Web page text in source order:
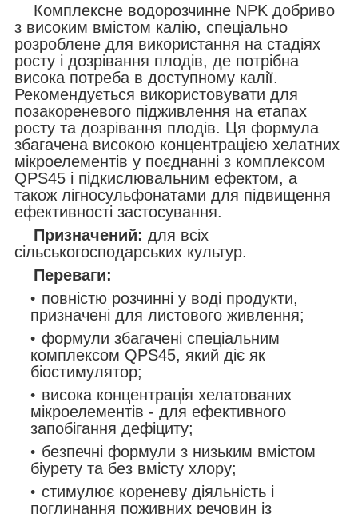
Комплексне водорозчинне NPK добриво
з високим вмістом калію, спеціально
розроблене для використання на стадіях
росту і дозрівання плодів, де потрібна
висока потреба в доступному калії.
Рекомендується використовувати для
позакореневого підживлення на етапах
росту та дозрівання плодів. Ця формула
збагачена високою концентрацією хелатних
мікроелементів у поєднанні з комплексом
QPS45 і підкислювальним ефектом, а
також лігносульфонатами для підвищення
ефективності застосування.
Призначений: для всіх
сільськогосподарських культур.
Переваги:
повністю розчинні у воді продукти,
призначені для листового живлення;
формули збагачені спеціальним
комплексом QPS45, який діє як
біостимулятор;
висока концентрація хелатованих
мікроелементів - для ефективного
запобігання дефіциту;
безпечні формули з низьким вмістом
біурету та без вмісту хлору;
стимулює кореневу діяльність і
поглинання поживних речовин із